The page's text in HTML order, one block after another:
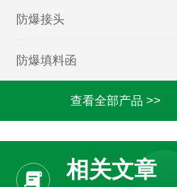
防爆接头
防爆填料函
查看全部产品 >>
相关文章